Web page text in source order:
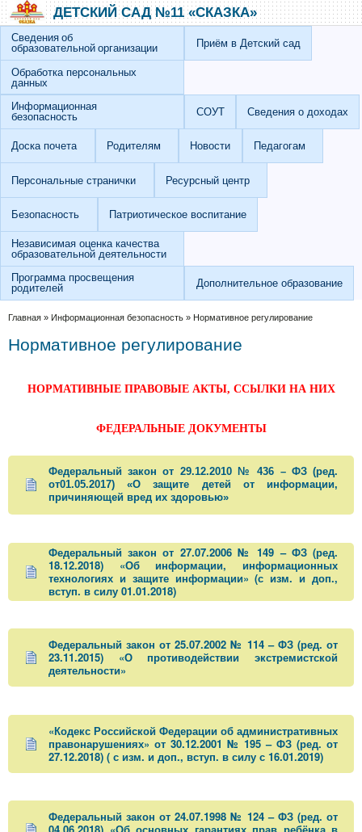
Перейти к основному содержанию
Skip to searchДЕТСКИЙ САД №11 «СКАЗКА»
Сведения об
образовательной организации
Приём в Детский сад
Обработка персональных
данных
Информационная
безопасность
СОУТ Сведения о доходах
Доска почета Родителям Новости Педагогам
Персональные странички Ресурсный центр
Безопасность Патриотическое воспитание
Независимая оценка качества
образовательной деятельности
Программа просвещения
родителей
Дополнительное образование
Вы здесь
Главная » Информационная безопасность » Нормативное регулирование
Нормативное регулирование
НОРМАТИВНЫЕ ПРАВОВЫЕ АКТЫ, ССЫЛКИ НА НИХ
ФЕДЕРАЛЬНЫЕ ДОКУМЕНТЫ
Федеральный закон от 29.12.2010 № 436 – ФЗ (ред.
от01.05.2017) «О защите детей от информации,
причиняющей вред их здоровью»
Федеральный закон от 27.07.2006 № 149 – ФЗ (ред.
18.12.2018) «Об информации, информационных
технологиях и защите информации» (с изм. и доп.,
вступ. в силу 01.01.2018)
Федеральный закон от 25.07.2002 № 114 – ФЗ (ред. от
23.11.2015) «О противодействии экстремистской
деятельности»
«Кодекс Российской Федерации об административных
правонарушениях» от 30.12.2001 № 195 – ФЗ (ред. от
27.12.2018) ( с изм. и доп., вступ. в силу с 16.01.2019)
Федеральный закон от 24.07.1998 № 124 – ФЗ (ред. от